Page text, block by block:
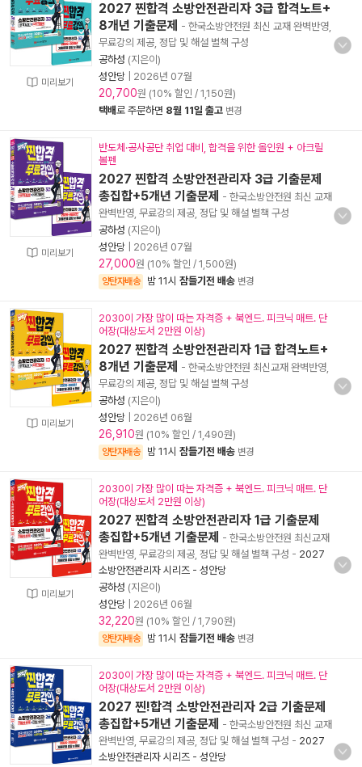
미리보기
2027 찐합격 소방안전관리자 3급 합격노트+
8개년 기출문제 - 한국소방안전원 최신 교재 완벽반영,
무료강의 제공, 정답 및 해설 별책 구성
공하성 (지은이)
성안당
2026년 07월
20,700원 (10% 할인 / 1,150원)
택배로 주문하면 8월 11일 출고 변경
미리보기
반도체·공사공단 취업 대비, 합격을 위한 올인원 + 아크릴
볼펜
2027 찐합격 소방안전관리자 3급 기출문제
총집합+5개년 기출문제 - 한국소방안전원 최신 교재
완벽반영, 무료강의 제공, 정답 및 해설 별책 구성
공하성 (지은이)
성안당
2026년 07월
27,000원 (10% 할인 / 1,500원)
양탄자배송 밤 11시 잠들기전 배송 변경
미리보기
2030이 가장 많이 따는 자격증 + 북엔드. 피크닉 매트. 단
어장(대상도서 2만원 이상)
2027 찐합격 소방안전관리자 1급 합격노트+
8개년 기출문제 - 한국소방안전원 최신교재 완벽반영,
무료강의 제공, 정답 및 해설 별책 구성
공하성 (지은이)
성안당
2026년 06월
26,910원 (10% 할인 / 1,490원)
양탄자배송 밤 11시 잠들기전 배송 변경
미리보기
2030이 가장 많이 따는 자격증 + 북엔드. 피크닉 매트. 단
어장(대상도서 2만원 이상)
2027 찐합격 소방안전관리자 1급 기출문제
총집합+5개년 기출문제 - 한국소방안전원 최신교재
완벽반영, 무료강의 제공, 정답 및 해설 별책 구성 - 2027
소방안전관리자 시리즈 - 성안당
공하성 (지은이)
성안당
2026년 06월
32,220원 (10% 할인 / 1,790원)
양탄자배송 밤 11시 잠들기전 배송 변경
2030이 가장 많이 따는 자격증 + 북엔드. 피크닉 매트. 단
어장(대상도서 2만원 이상)
2027 찐!합격 소방안전관리자 2급 기출문제
총집합+5개년 기출문제 - 한국소방안전원 최신 교재
완벽반영, 무료강의 제공, 정답 및 해설 별책 구성 - 2027
소방안전관리자 시리즈 - 성안당